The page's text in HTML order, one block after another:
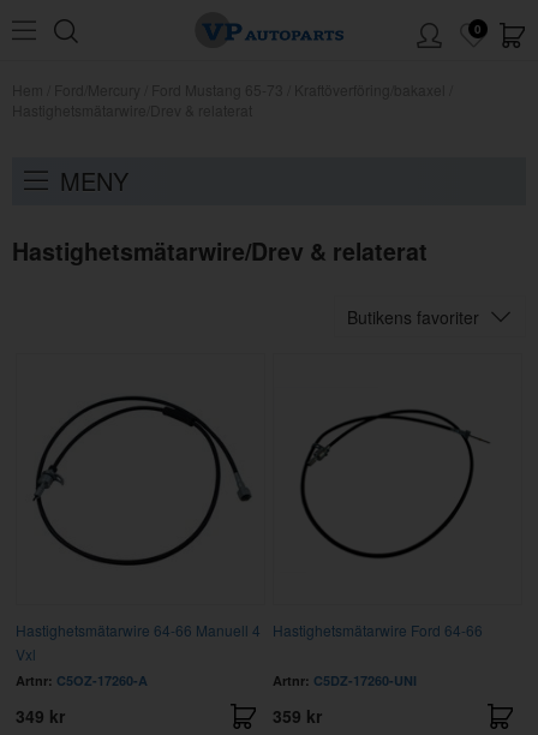
0
MENY
Hastighetsmätarwire/Drev & relaterat
Butikens favoriter
Hastighetsmätarwire 64-66 Manuell 4
Vxl
Artnr: C5OZ-17260-A
349 kr
Hastighetsmätarwire Ford 64-66
Artnr: C5DZ-17260-UNI
359 kr